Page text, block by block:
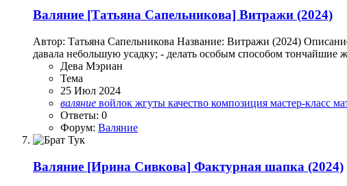
Валяние [Татьяна Сапельникова] Витражи (2024)
Автор: Татьяна Сапельникова Название: Витражи (2024)
давала небольшую усадку; - делать особым способом тончайшие
Дева Мэриан
Тема
25 Июл 2024
валяние войлок жгуты качество композиция мастер-класс
Ответы: 0
Форум: Валяние
Валяние [Ирина Сивкова] Фактурная шапка (2024)